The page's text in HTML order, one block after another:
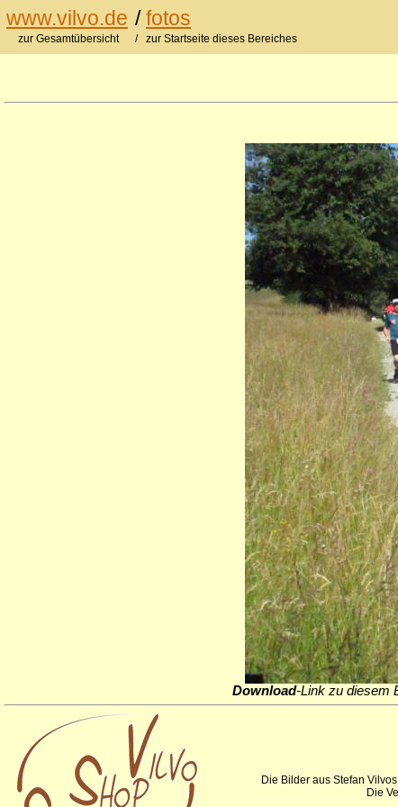
www.vilvo.de /fotos
zur Gesamtübersicht / zur Startseite dieses Bereiches
Download-Link zu diesem
Die Bilder aus Stefan
Die